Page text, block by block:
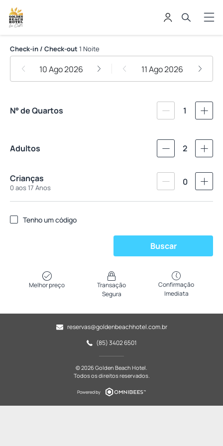
Golden Beach Hotel
Check-in / Check-out 1 Noite
10 Ago 2026 11 Ago 2026
N° de Quartos 1
Adultos 2
Crianças
0 aos 17 Anos
0
Tenho um código
Buscar
Melhor preço
Transação
Segura
Confirmação
Imediata
reservas@goldenbeachhotel.com.br
(85) 3402 6501
© 2026 Golden Beach Hotel.
Todos os direitos reservados.
Powered by